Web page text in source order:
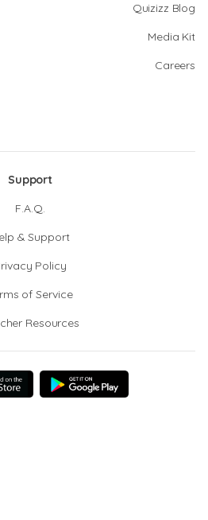
Quizizz Blog
Media Kit
Careers
Support
F.A.Q.
& Support
Policy
of Service
Resources